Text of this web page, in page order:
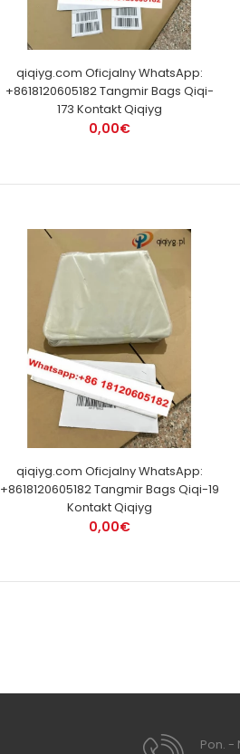
qiqiyg.com Oficjalny WhatsApp:
+8618120605182 Tangmir Bags Qiqi-
173 Kontakt Qiqiyg
0,00€
qiqiyg.com Oficjalny WhatsApp:
+8618120605182 Tangmir Bags Qiqi-19
Kontakt Qiqiyg
0,00€
Pon. -